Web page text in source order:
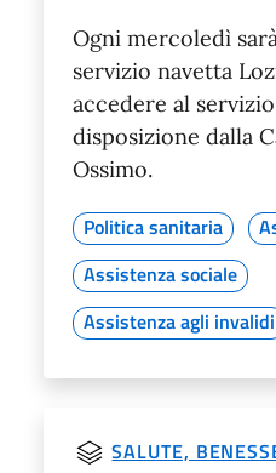
Ogni mercoledì
servizio navetta
accedere al
disposizione dalla
Ossimo.
Politica sanitaria
Assistenza sociale
Assistenza agli invalidi
SALUTE,